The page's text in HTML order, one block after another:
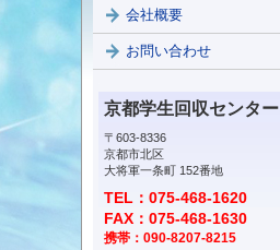
会社概要
お問い合わせ
京都学生回収センター
〒603-8336
京都市北区
大将軍一条町 152番地
TEL：075-468-1620
FAX：075-468-1630
携帯：090-8207-8215